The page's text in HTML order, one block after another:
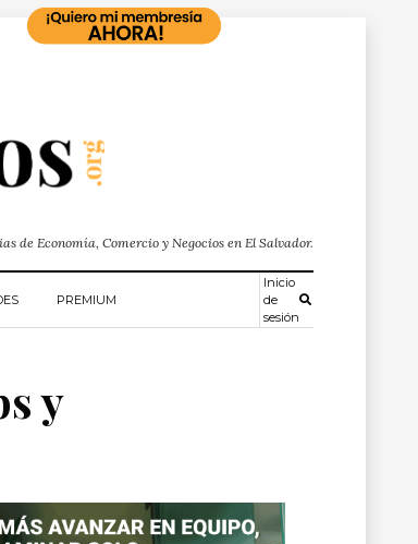
de Economía, Comercio y Negocios en El Salvador.
PREMIUM
Inicio
de
sesión
y